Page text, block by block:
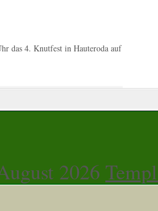
das 4. Knutfest in Hauteroda auf
2026